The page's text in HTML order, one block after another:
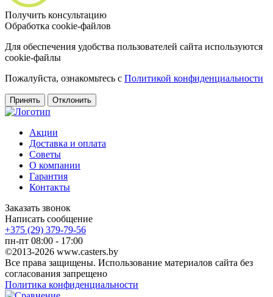
Получить консультацию
Обработка cookie-файлов
Для обеспечения удобства пользователей сайта используются
cookie-файлы
Пожалуйста, ознакомьтесь с Политикой конфиденциальности
Принять Отклонить
Акции
Доставка и оплата
Советы
О компании
Гарантия
Контакты
Заказать звонок
Написать сообщение
+375 (29) 379-79-56
пн-пт 08:00 - 17:00
©2013-2026 www.casters.by
Все права защищены. Использование материалов сайта без
согласования запрещено
Политика конфиденциальности